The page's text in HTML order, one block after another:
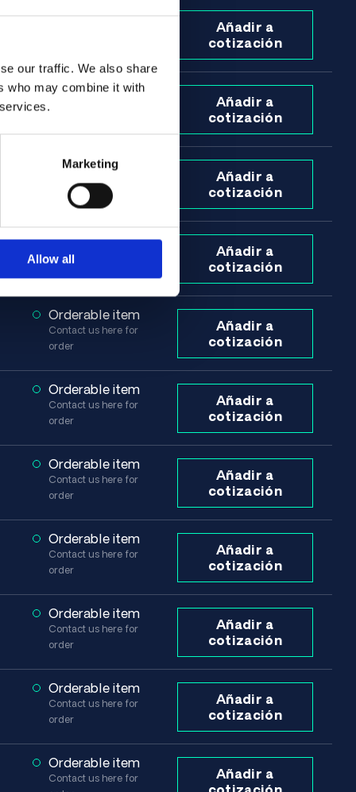
our traffic. We also share
who may combine it with
Marketing
Allow all
Orderable item
Añadir a
cotización
Orderable item
Añadir a
cotización
Orderable item
Contact us here for
order
Añadir a
cotización
Orderable item
Contact us here for
Añadir a
cotización
Orderable item
Contact us here for
order
Añadir a
cotización
Orderable item
Contact us here for
order
Añadir a
cotización
Orderable item
Contact us here for
order
Añadir a
cotización
Orderable item
Contact us here for
order
Añadir a
cotización
Orderable item
Contact us here for
order
Añadir a
cotización
Orderable item
Contact us here for
order
Añadir a
cotización
Orderable item
Contact us here for
Añadir a